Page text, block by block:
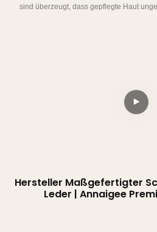
sind überzeugt, dass gepflegte Haut
Hersteller Maßgefertigter
Leder | Annaigee